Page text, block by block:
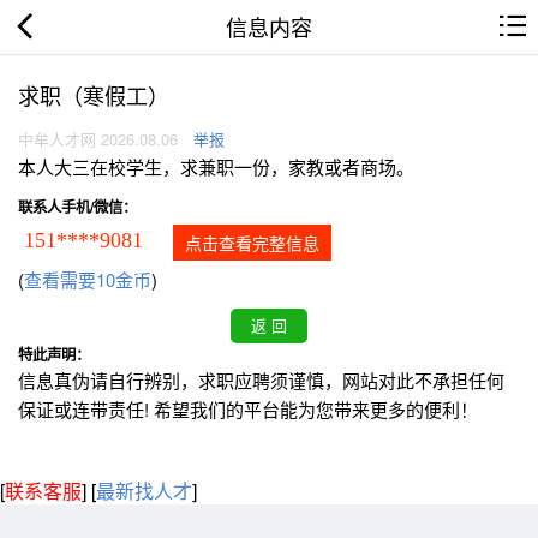
信息内容
求职（寒假工）
中牟人才网 2026.08.06 举报
本人大三在校学生，求兼职一份，家教或者商场。
联系人手机/微信：
151****9081 点击查看完整信息
(查看需要10金币)
特此声明：
信息真伪请自行辨别，求职应聘须谨慎，网站对此不承担任何
保证或连带责任! 希望我们的平台能为您带来更多的便利！
[联系客服] [最新找人才]